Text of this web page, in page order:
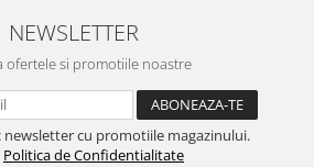
NEWSLETTER
ofertele si promotiile noastre
newsletter cu promotiile magazinului.
Politica de Confidentialitate